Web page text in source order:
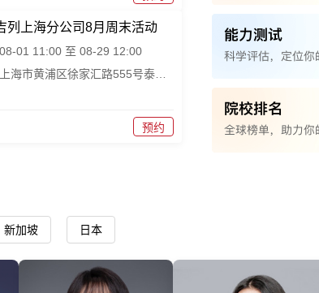
列上海分公司8月周末活动
08-01 11:00 至 08-29 12:00
预约
新加坡 日本